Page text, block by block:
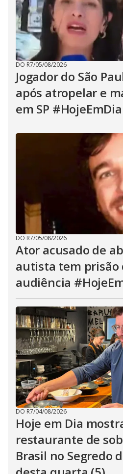
DO R7/05/08/2026
Jogador do São
após atropelar e
em SP
DO R7/05/08/2026
Ator acusado de
autista tem prisão
audiência
DO R7/04/08/2026
Hoje em Dia
restaurante de
Brasil no Segredo